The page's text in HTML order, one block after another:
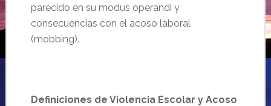
parecido en su modus operandi y
consecuencias con el acoso laboral
(mobbing).
Definiciones de Violencia Escolar y Acoso